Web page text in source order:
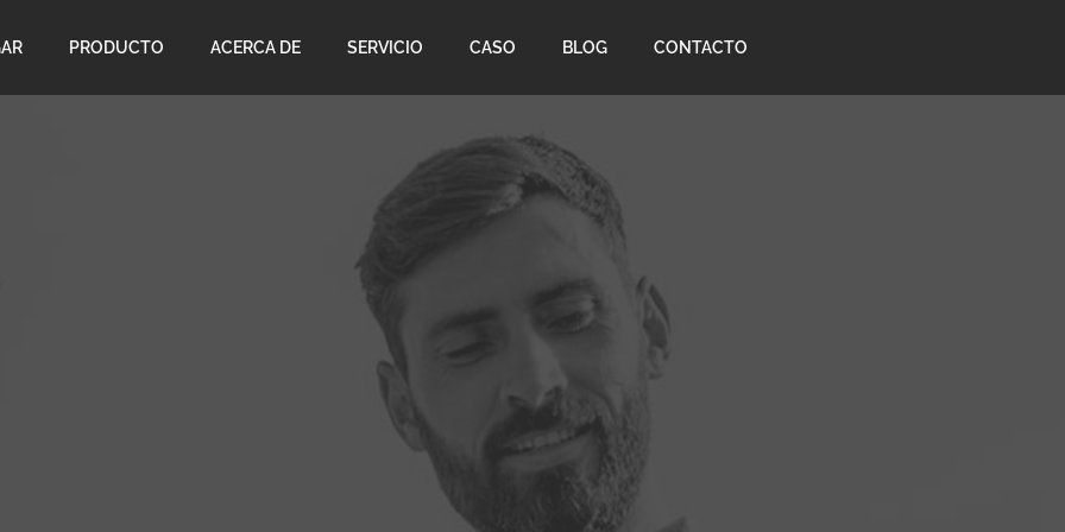
PRODUCTO ACERCA DE SERVICIO CASO BLOG CONTACTO